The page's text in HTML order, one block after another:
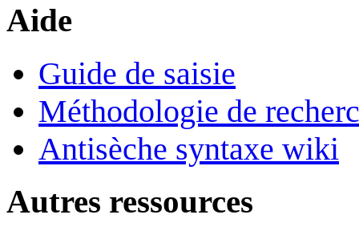
Aide
Guide de saisie
Méthodologie de
Antisèche syntaxe wiki
Autres ressources